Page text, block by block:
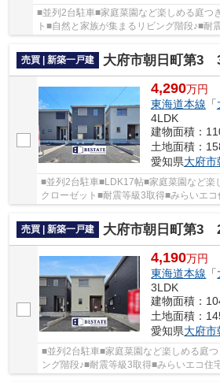
■並列2台駐車■家庭菜園など楽しめる庭つ
ト■自然と家族が集まるリビング階段♪■耐
売買 | 新築一戸建
大府市朝日町第3 3号棟
4,290万円
東海道本線 「
4LDK
建物面積：
土地面積：
愛知県大府市
■並列2台駐車■LDK17帖■家庭菜園など楽
クローゼット■耐震等級3取得■みらいエコ
売買 | 新築一戸建 大府市朝日町第3 2号棟
4,190万円
東海道本線 「
3LDK
建物面積：
土地面積：
愛知県大府市
■並列2台駐車■家庭菜園など楽しめる庭
ング階段♪■耐震等級3取得■みらいエコ住